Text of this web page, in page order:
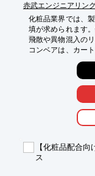
赤武エンジニアリン
化粧品業界では、
填が求められます
飛散や異物混入の
コンベアは、カー
も粉体吸引輸送を
填作業をサポート
【活用シーン】
・化粧品原料の紙
・サイロ、ホッパ
・充填ラインへの
・粉塵飛散のリス
・作業環境の改善
【化粧品配合
ス